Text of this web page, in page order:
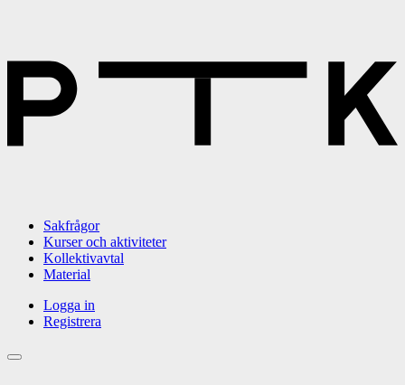
Sakfrågor
Kurser och aktiviteter
Kollektivavtal
Material
Logga in
Registrera